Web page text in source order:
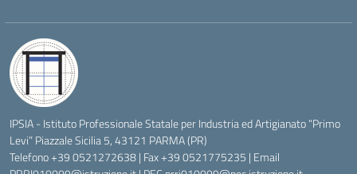
IPSIA - Istituto Professionale Statale per Industria ed Artigianato “Primo
Levi” Piazzale Sicilia 5, 43121 PARMA (PR)
Telefono +39 0521272638 | Fax +39 0521775235 | Email